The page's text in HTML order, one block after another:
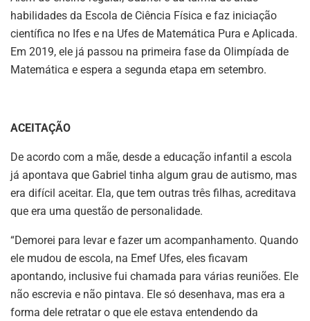
habilidades da Escola de Ciência Física e faz iniciação
científica no Ifes e na Ufes de Matemática Pura e Aplicada.
Em 2019, ele já passou na primeira fase da Olimpíada de
Matemática e espera a segunda etapa em setembro.
ACEITAÇÃO
De acordo com a mãe, desde a educação infantil a escola
já apontava que Gabriel tinha algum grau de autismo, mas
era difícil aceitar. Ela, que tem outras três filhas, acreditava
que era uma questão de personalidade.
“Demorei para levar e fazer um acompanhamento. Quando
ele mudou de escola, na Emef Ufes, eles ficavam
apontando, inclusive fui chamada para várias reuniões. Ele
não escrevia e não pintava. Ele só desenhava, mas era a
forma dele retratar o que ele estava entendendo da